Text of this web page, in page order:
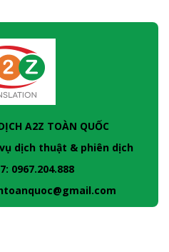
A2Z TOÀN QUỐC
dịch thuật & phiên dịch
0967.204.888